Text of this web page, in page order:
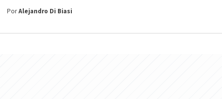
PorAlejandro Di Biasi